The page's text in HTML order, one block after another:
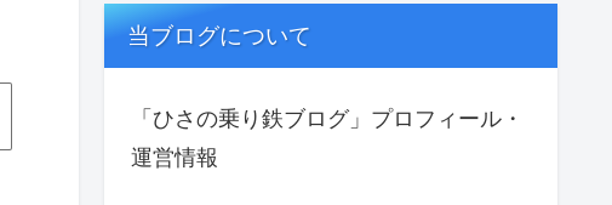
当ブログについて
「ひさの乗り鉄ブログ」プロフィール・
運営情報